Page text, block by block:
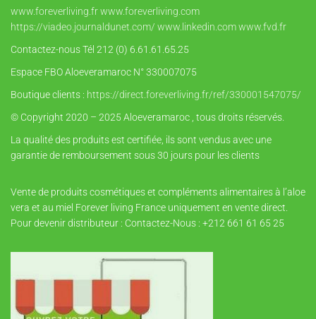
www.foreverliving.frwww.foreverliving.com
https://viadeo.journaldunet.com/ www.linkedin.comwww.fvd.fr
Contactez-nous Tél 212 (0) 6.61.61.65.25
Espace FBO Aloeveramaroc N° 330007075
Boutique clients : https://direct.foreverliving.fr/ref/330001547075/
© Copyright 2020 – 2025 Aloeveramaroc , tous droits réservés.
La qualité des produits est certifiée, ils sont vendus avec une
garantie de remboursement sous 30 jours pour les clients
Vente de produits cosmétiques et compléments alimentaires à l’aloe
vera et au miel Forever living France uniquement en vente direct.
Pour devenir distributeur : Contactez-Nous : +212 661 61 65 25